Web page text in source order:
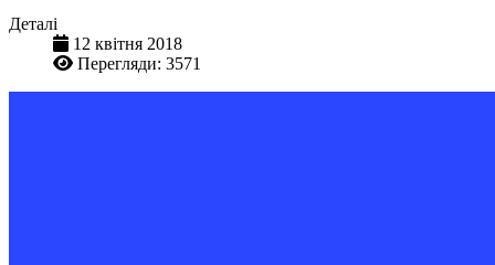
Деталі
12 квітня 2018
Перегляди: 3571